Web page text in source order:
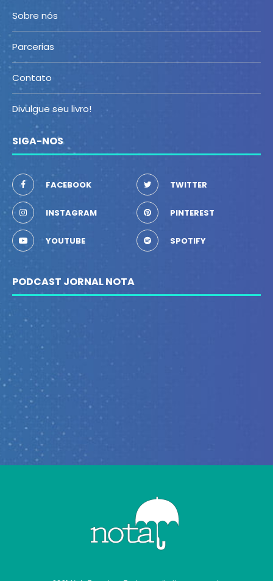
Sobre nós
Parcerias
Contato
Divulgue seu livro!
SIGA-NOS
FACEBOOK TWITTER
INSTAGRAM PINTEREST
YOUTUBE SPOTIFY
PODCAST JORNAL NOTA